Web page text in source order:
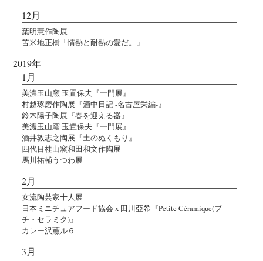
12月
葉明慧作陶展
苫米地正樹「情熱と耐熱の愛だ。」
2019年
1月
美濃玉山窯 玉置保夫『一門展』
村越琢磨作陶展『酒中日記 -名古屋栄編-』
鈴木陽子陶展『春を迎える器』
美濃玉山窯 玉置保夫『一門展』
酒井敦志之陶展『土のぬくもり』
四代目桂山窯和田和文作陶展
馬川祐輔うつわ展
2月
女流陶芸家十人展
日本ミニチュアフード協会 x 田川亞希『Petite Céramique(プ
チ・セラミク)』
カレー沢薫ル６
3月